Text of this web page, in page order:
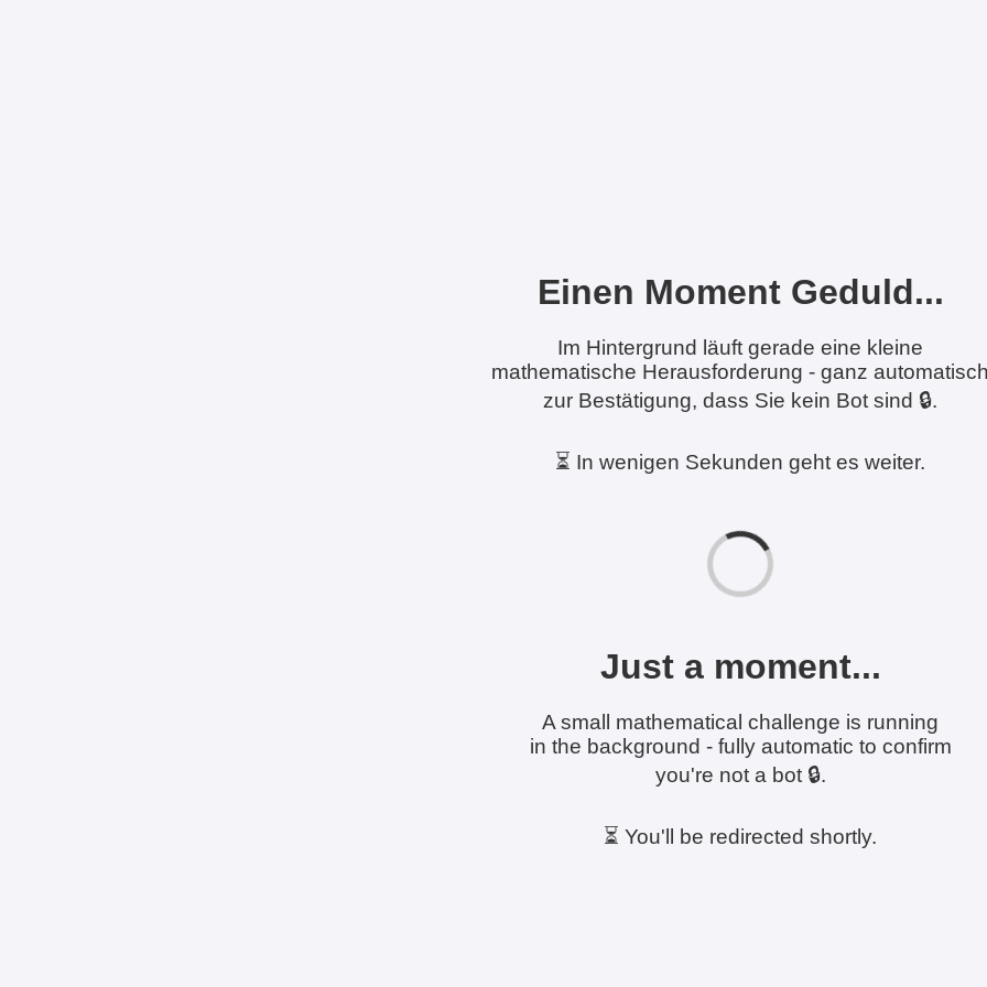
Einen Moment Geduld...
Im Hintergrund läuft gerade eine kleine
mathematische Herausforderung - ganz
zur Bestätigung, dass Sie kein Bot sind 🔒.
⏳ In wenigen Sekunden geht es weiter.
Just a moment...
A small mathematical challenge is running
in the background - fully automatic to confirm
you're not a bot 🔒.
⏳ You'll be redirected shortly.